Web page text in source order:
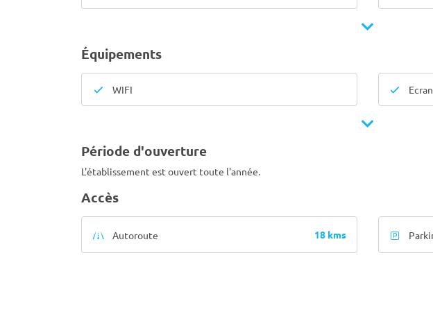
Équipements
WIFI
Période d'ouverture
L'établissement est ouvert toute l'année.
Accès
Autoroute 18 kms